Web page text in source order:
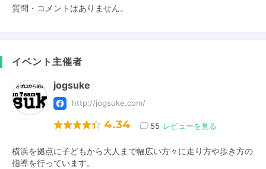
質問・コメントはありません。
イベント主催者
jogsuke
http://jogsuke.com/
4.34 55 レビューを見る
横浜を拠点に子どもから大人まで幅広い方々に走り方や歩き方の
指導を行っています。